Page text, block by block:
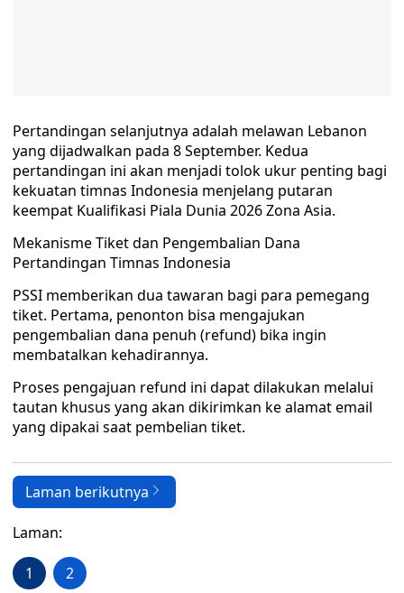
Pertandingan selanjutnya adalah melawan Lebanon
yang dijadwalkan pada 8 September. Kedua
pertandingan ini akan menjadi tolok ukur penting bagi
kekuatan timnas Indonesia menjelang putaran
keempat Kualifikasi Piala Dunia 2026 Zona Asia.
Mekanisme Tiket dan Pengembalian Dana
Pertandingan Timnas Indonesia
PSSI memberikan dua tawaran bagi para pemegang
tiket. Pertama, penonton bisa mengajukan
pengembalian dana penuh (refund) bika ingin
membatalkan kehadirannya.
Proses pengajuan refund ini dapat dilakukan melalui
tautan khusus yang akan dikirimkan ke alamat email
yang dipakai saat pembelian tiket.
Laman berikutnya
Laman:
1 2